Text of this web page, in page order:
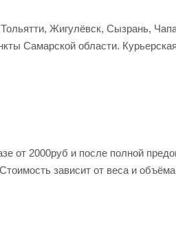
Жигулёвск, Сызрань,
Самарской области.
от 2000руб и после полной
зависит от веса и объёма